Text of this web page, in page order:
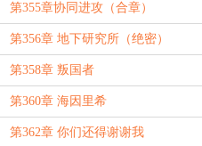
第355章协同进攻（合章）
第356章 地下研究所（绝密）
第358章 叛国者
第360章 海因里希
第362章 你们还得谢谢我